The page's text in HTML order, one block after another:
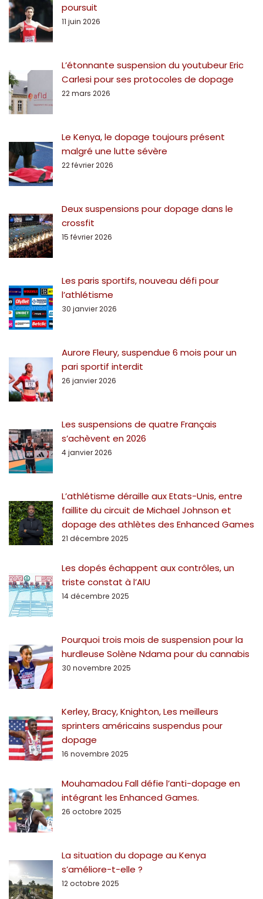
poursuit
11 juin 2026
L’étonnante suspension du youtubeur Eric
Carlesi pour ses protocoles de dopage
22 mars 2026
Le Kenya, le dopage toujours présent
malgré une lutte sévère
22 février 2026
Deux suspensions pour dopage dans le
crossfit
15 février 2026
Les paris sportifs, nouveau défi pour
l’athlétisme
30 janvier 2026
Aurore Fleury, suspendue 6 mois pour un
pari sportif interdit
26 janvier 2026
Les suspensions de quatre Français
s’achèvent en 2026
4 janvier 2026
L’athlétisme déraille aux Etats-Unis, entre
faillite du circuit de Michael Johnson et
dopage des athlètes des Enhanced Games
21 décembre 2025
Les dopés échappent aux contrôles, un
triste constat à l’AIU
14 décembre 2025
Pourquoi trois mois de suspension pour la
hurdleuse Solène Ndama pour du cannabis
30 novembre 2025
Kerley, Bracy, Knighton, Les meilleurs
sprinters américains suspendus pour
dopage
16 novembre 2025
Mouhamadou Fall défie l’anti-dopage en
intégrant les Enhanced Games.
26 octobre 2025
La situation du dopage au Kenya
s’améliore-t-elle ?
12 octobre 2025